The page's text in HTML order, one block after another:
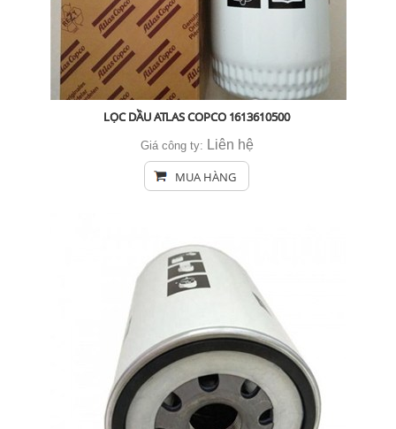
LỌC DẦU ATLAS COPCO 1613610500
Giá công ty: Liên hệ
MUA HÀNG